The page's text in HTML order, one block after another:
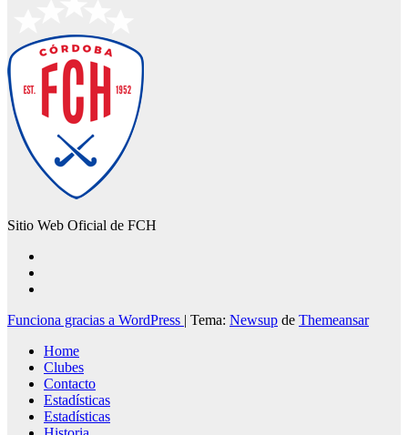
Sitio Web Oficial de FCH
Funciona gracias a WordPress | Tema: Newsup de Themeansar
Home
Clubes
Contacto
Estadísticas
Estadísticas